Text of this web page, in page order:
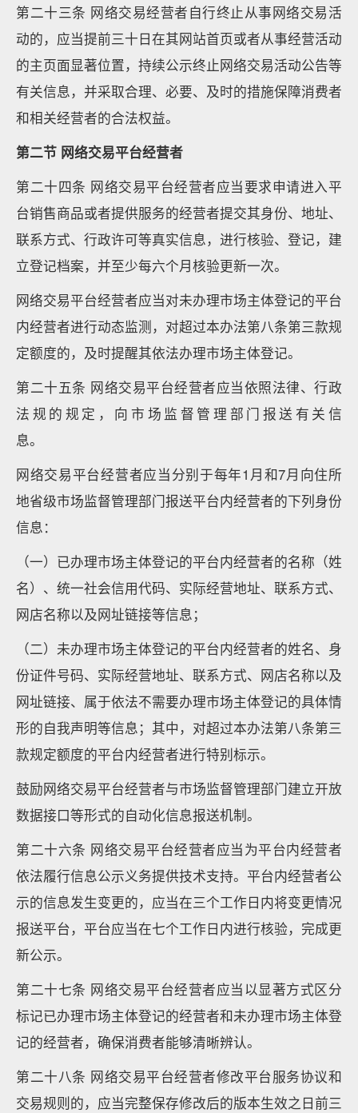
第二十三条 网络交易经营者自行终止从事网络交易活
动的，应当提前三十日在其网站首页或者从事经营活动
的主页面显著位置，持续公示终止网络交易活动公告等
有关信息，并采取合理、必要、及时的措施保障消费者
和相关经营者的合法权益。
第二节 网络交易平台经营者
第二十四条 网络交易平台经营者应当要求申请进入平
台销售商品或者提供服务的经营者提交其身份、地址、
联系方式、行政许可等真实信息，进行核验、登记，建
立登记档案，并至少每六个月核验更新一次。
网络交易平台经营者应当对未办理市场主体登记的平台
内经营者进行动态监测，对超过本办法第八条第三款规
定额度的，及时提醒其依法办理市场主体登记。
第二十五条 网络交易平台经营者应当依照法律、行政
法规的规定，向市场监督管理部门报送有关信
息。
网络交易平台经营者应当分别于每年1月和7月向住所
地省级市场监督管理部门报送平台内经营者的下列身份
信息：
（一）已办理市场主体登记的平台内经营者的名称（姓
名）、统一社会信用代码、实际经营地址、联系方式、
网店名称以及网址链接等信息；
（二）未办理市场主体登记的平台内经营者的姓名、身
份证件号码、实际经营地址、联系方式、网店名称以及
网址链接、属于依法不需要办理市场主体登记的具体情
形的自我声明等信息；其中，对超过本办法第八条第三
款规定额度的平台内经营者进行特别标示。
鼓励网络交易平台经营者与市场监督管理部门建立开放
数据接口等形式的自动化信息报送机制。
第二十六条 网络交易平台经营者应当为平台内经营者
依法履行信息公示义务提供技术支持。平台内经营者公
示的信息发生变更的，应当在三个工作日内将变更情况
报送平台，平台应当在七个工作日内进行核验，完成更
新公示。
第二十七条 网络交易平台经营者应当以显著方式区分
标记已办理市场主体登记的经营者和未办理市场主体登
记的经营者，确保消费者能够清晰辨认。
第二十八条 网络交易平台经营者修改平台服务协议和
交易规则的，应当完整保存修改后的版本生效之日前三